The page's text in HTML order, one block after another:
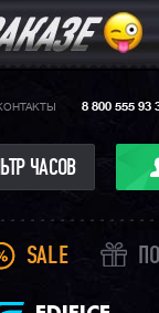
8 800 555 93
ЧАСОВ
SALE